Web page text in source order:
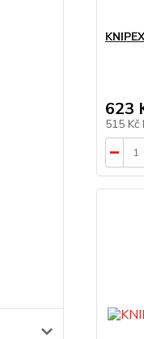
623
515 Kč